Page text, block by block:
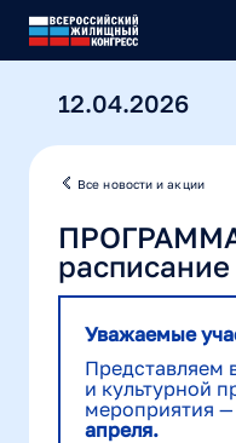
О конгрессе
Отзывы
Оргкомитет
Контакты
Мероприятия
Бизнес-туры
Советы и клубы
Тренинги
Учебная
Высшие
Закрытые встречи
Премии и
Культурная
Онлайн конгресс
Выставка
Участникам
Участникам
Навигация
Афиша
Для спикеров
Спонсоры и
Информпартнеры
Рекламные
Стать партнером
Соорганизаторы
Войти
12.04.2026
Все новости и акции
Уважаемые
Представляем
и культурной
мероприятия —
апреля.